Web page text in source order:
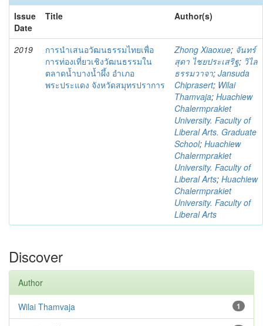
Issue
Date
Title Author(s)
2019
การนำเสนอวัฒนธรรมไทยเพื่อ
การท่องเที่ยวเชิงวัฒนธรรมใน
ตลาดน้ำบางน้ำผึ้ง อำเภอ
พระประแดง จังหวัดสมุทรปราการ
Zhong Xiaoxue; จันทร์
สุดา ไชยประเสริฐ; วิไล
ธรรมวาจา; Jansuda
Chiprasert; Wilai
Thamvaja; Huachiew
Chalermprakiet
University. Faculty of
Liberal Arts. Graduate
School; Huachiew
Chalermprakiet
University. Faculty of
Liberal Arts; Huachiew
Chalermprakiet
University. Faculty of
Liberal Arts
Discover
Author
1
Wilai Thamvaja